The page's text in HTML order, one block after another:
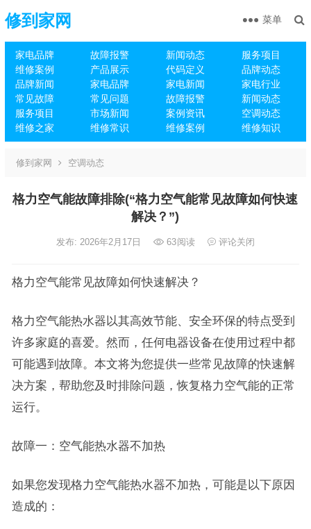
修到家网
家电品牌 故障报警 新闻动态
服务项目
维修案例
产品展示 代码定义
品牌动态
品牌新闻
家电品牌 家电新闻
家电行业
常见故障
常见问题 故障报警
新闻动态
服务项目
市场新闻 案例资讯
空调动态
维修之家
维修常识 维修案例 维修知识
菜单
修到家网 空调动态
格力空气能故障排除(“格力空气能常见故障如何快速
解决？”)
发布: 2026年2月17日 63阅读 评论关闭
格力空气能常见故障如何快速解决？
格力空气能热水器以其高效节能、安全环保的特点受到
许多家庭的喜爱。然而，任何电器设备在使用过程中都
可能遇到故障。本文将为您提供一些常见故障的快速解
决方案，帮助您及时排除问题，恢复格力空气能的正常
运行。
故障一：空气能热水器不加热
如果您发现格力空气能热水器不加热，可能是以下原因
造成的：